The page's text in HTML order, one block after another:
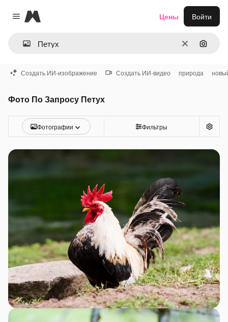
Close menu
Magnific
ОчиститьПоиск
Цены Войти
Создать ИИ-изображение Создать ИИ-видео природа
Фото По Запросу Петух
Фотографии Фильтры